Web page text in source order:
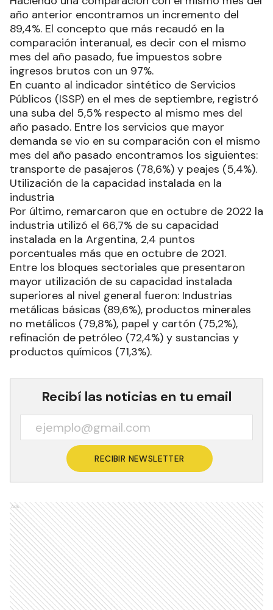
año anterior encontramos un incremento del
89,4%. El concepto que más recaudó en la
comparación interanual, es decir con el mismo
mes del año pasado, fue impuestos sobre
ingresos brutos con un 97%.
En cuanto al indicador sintético de Servicios
Públicos (ISSP) en el mes de septiembre, registró
una suba del 5,5% respecto al mismo mes del
año pasado. Entre los servicios que mayor
demanda se vio en su comparación con el mismo
mes del año pasado encontramos los siguientes:
transporte de pasajeros (78,6%) y peajes (5,4%).
Utilización de la capacidad instalada en la
industria
Por último, remarcaron que en octubre de 2022 la
industria utilizó el 66,7% de su capacidad
instalada en la Argentina, 2,4 puntos
porcentuales más que en octubre de 2021.
Entre los bloques sectoriales que presentaron
mayor utilización de su capacidad instalada
superiores al nivel general fueron: Industrias
metálicas básicas (89,6%), productos minerales
no metálicos (79,8%), papel y cartón (75,2%),
refinación de petróleo (72,4%) y sustancias y
productos químicos (71,3%).
Recibí las noticias en tu email
RECIBIR NEWSLETTER
Ads